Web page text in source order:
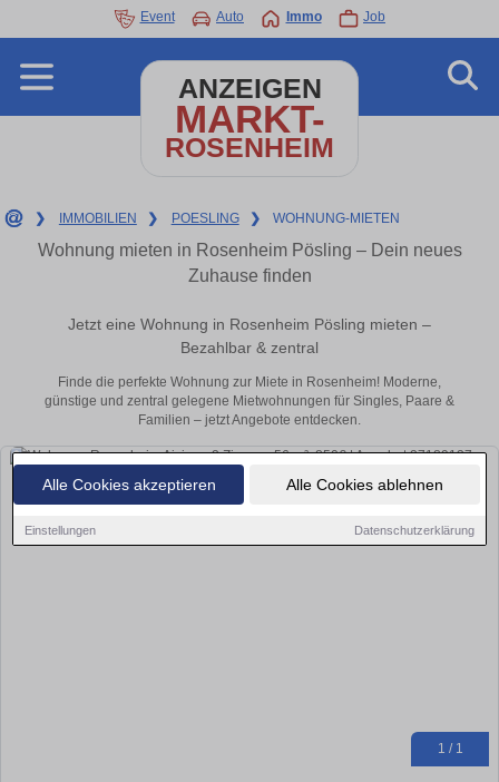
Alle Cookies akzeptieren Alle Cookies ablehnen
Einstellungen Datenschutzerklärung
Event Auto Immo Job
ANZEIGEN
MARKT-
ROSENHEIM
❯ IMMOBILIEN ❯ POESLING ❯ WOHNUNG-MIETEN
Wohnung mieten in Rosenheim Pösling – Dein neues
Zuhause finden
Jetzt eine Wohnung in Rosenheim Pösling mieten –
Bezahlbar & zentral
Finde die perfekte Wohnung zur Miete in Rosenheim! Moderne,
günstige und zentral gelegene Mietwohnungen für Singles, Paare &
Familien – jetzt Angebote entdecken.
1 / 1